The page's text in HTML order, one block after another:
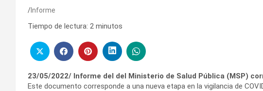
Informe
Tiempo de lectura: 2 minutos
23/05/2022/ Informe del del Ministerio de Salud Pública (MSP)
Este documento corresponde a una nueva etapa en la vigilancia de